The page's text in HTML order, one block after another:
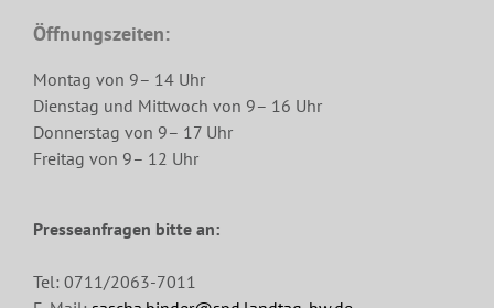
Öffnungszeiten:
Montag von 9– 14 Uhr
Dienstag und Mittwoch von 9– 16 Uhr
Donnerstag von 9– 17 Uhr
Freitag von 9– 12 Uhr
Presseanfragen bitte an:
Tel: 0711/2063-7011